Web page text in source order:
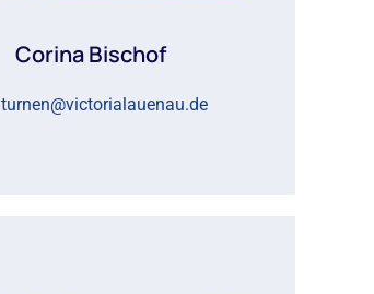
Corina Bischof
turnen@victorialauenau.de